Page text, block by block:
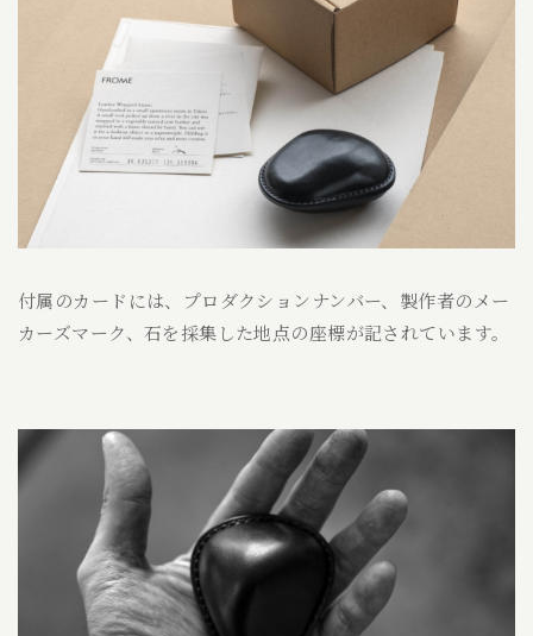
付属のカードには、プロダクションナンバー、製作者のメー
カーズマーク、石を採集した地点の座標が記されています。